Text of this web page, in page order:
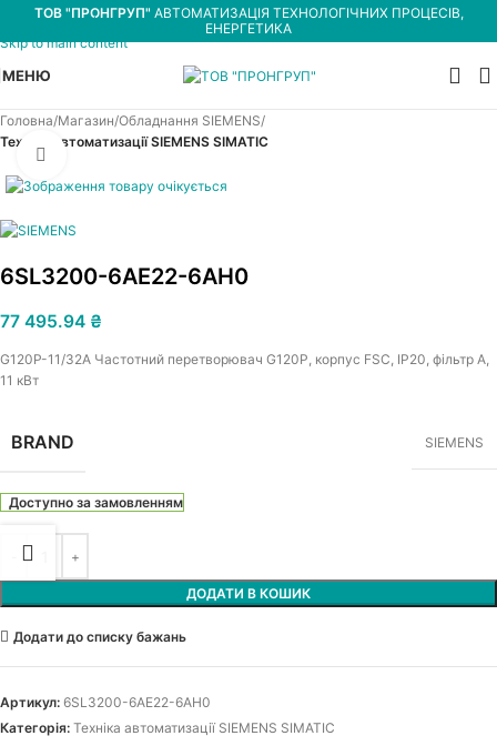
Skip to navigation
Skip to main content
ТОВ "ПРОНГРУП" АВТОМАТИЗАЦІЯ ТЕХНОЛОГІЧНИХ ПРОЦЕСІВ,
ЕНЕРГЕТИКА
МЕНЮ
Головна Магазин Обладнання SIEMENS
Техніка автоматизації SIEMENS SIMATIC
6SL3200-6AE22-6AH0
77 495.94 ₴
G120P-11/32A Частотний перетворювач G120P, корпус FSC, IP20, фільтр A,
11 кВт
BRAND SIEMENS
Доступно за замовленням
ДОДАТИ В КОШИК
Додати до списку бажань
Артикул: 6SL3200-6AE22-6AH0
Категорія: Техніка автоматизації SIEMENS SIMATIC